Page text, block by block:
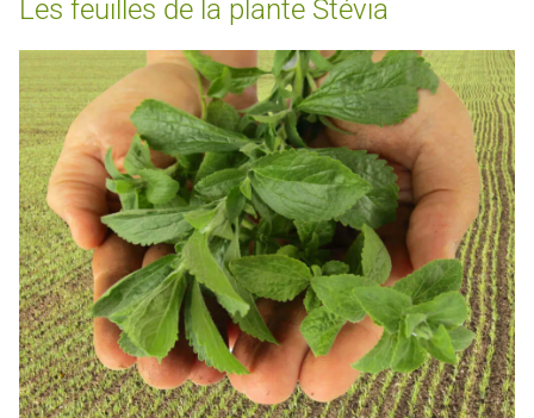
Les feuilles de la plante Stévia